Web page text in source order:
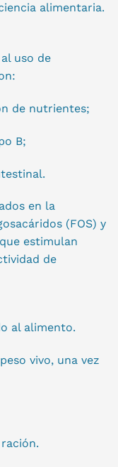
alimentaria.
uso de
de nutrientes;
B;
en la
(FOS) y
estimulan
de
al alimento.
vivo, una vez
ración.